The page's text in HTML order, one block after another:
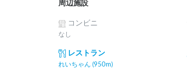
周辺施設
コンビニ
なし
レストラン
れいちゃん (950m)